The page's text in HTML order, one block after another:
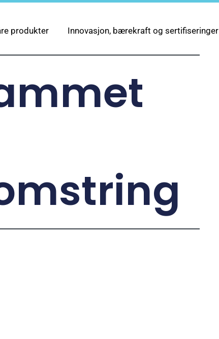
produkter Innovasjon, bærekraft og sertifiseringer